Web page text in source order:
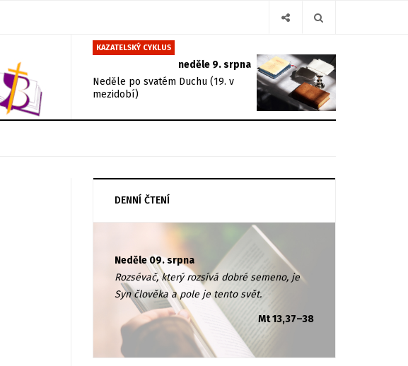
KAZATELSKÝ CYKLUS
neděle 9. srpna
Neděle po svatém Duchu (19. v
mezidobí)
DENNÍ ČTENÍ
Neděle 09. srpna
Rozsévač, který rozsívá dobré semeno, je
Syn člověka a pole je tento svět.
Mt 13,37–38